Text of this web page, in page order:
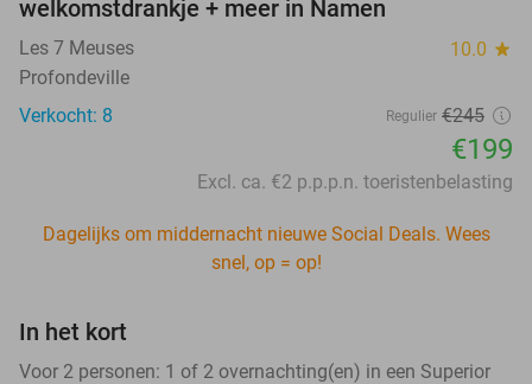
welkomstdrankje + meer in Namen
Les 7 Meuses 10.0 star
Profondeville
Verkocht: 8
Regulier €245
€199
Excl. ca. €2 p.p.p.n. toeristenbelasting
Dagelijks om middernacht nieuwe Social Deals. Wees
snel, op = op!
In het kort
Voor 2 personen: 1 of 2 overnachting(en) in een Superior